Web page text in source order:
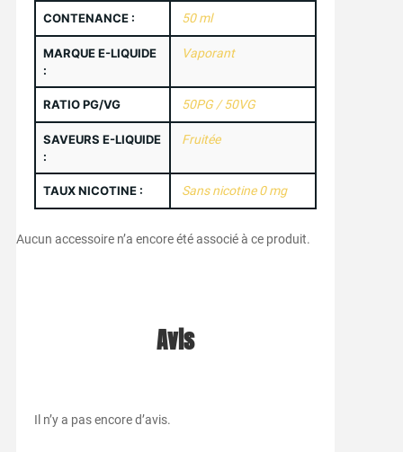
CONTENANCE : 50 ml
MARQUE E-LIQUIDE
:
Vaporant
RATIO PG/VG 50PG / 50VG
SAVEURS E-LIQUIDE
:
Fruitée
TAUX NICOTINE : Sans nicotine 0 mg
Aucun accessoire n’a encore été associé à ce produit.
Avis
Il n’y a pas encore d’avis.